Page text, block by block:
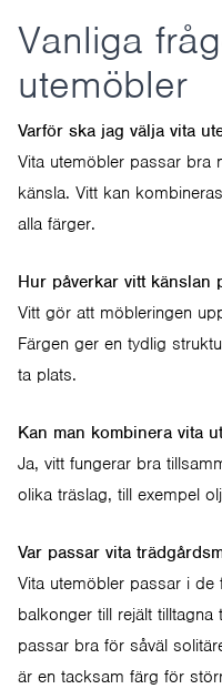
Vanliga
utemöbler
Varför ska jag välja vita
Vita utemöbler passar bra
känsla. Vitt kan
alla färger.
Hur påverkar vitt känslan
Vitt gör att möbleringen
Färgen ger en tydlig
ta plats.
Kan man kombinera vita
Ja, vitt fungerar bra
olika träslag, till exempel
Var passar vita
Vita utemöbler passar i
balkonger till rejält
passar bra för såväl
är en tacksam färg för